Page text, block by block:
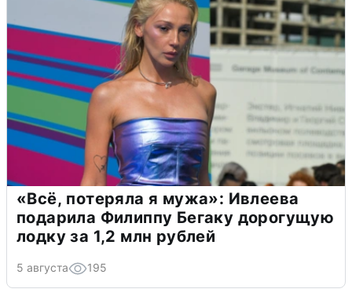
«Всё, потеряла я мужа»: Ивлеева
подарила Филиппу Бегаку дорогущую
лодку за 1,2 млн рублей
5 августа 195